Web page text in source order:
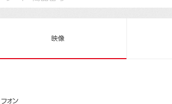
映像
フォン